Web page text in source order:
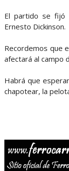
El partido se fijó
Ernesto Dickinson.
Recordemos que
afectará al campo
Habrá que
chapotear, la